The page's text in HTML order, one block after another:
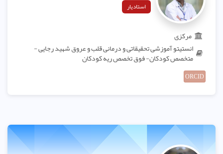
استادیار
مرکزی
انستیتو آموزشی تحقیقاتی و درمانی قلب و عروق شهید رجایی -
متخصص کودکان- فوق تخصص ریه کودکان
ORCID